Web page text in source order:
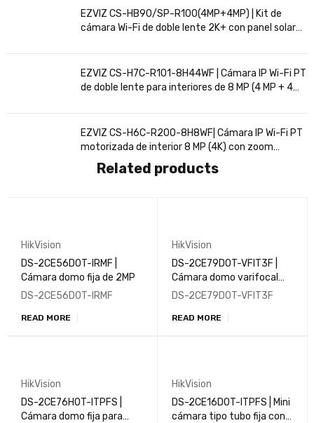
EZVIZ CS-HB90/SP-R100(4MP+4MP) | Kit de
cámara Wi-Fi de doble lente 2K+ con panel solar
EZVIZ CS-H7C-R101-8H44WF | Cámara IP Wi-Fi PT
de doble lente para interiores de 8 MP (4 MP + 4
EZVIZ CS-H6C-R200-8H8WF| Cámara IP Wi-Fi PT
motorizada de interior 8 MP (4K) con zoom
automático 4×
Related products
HikVision
DS-2CE56D0T-IRMF |
Cámara domo fija de 2MP
DS-2CE56D0T-IRMF
READ MORE
HikVision
DS-2CE79D0T-VFIT3F |
Cámara domo varifocal
manual de 2 MP
DS-2CE79D0T-VFIT3F
READ MORE
HikVision
DS-2CE76H0T-ITPFS |
Cámara domo fija para
HikVision
DS-2CE16D0T-ITPFS | Mini
cámara tipo tubo fija con